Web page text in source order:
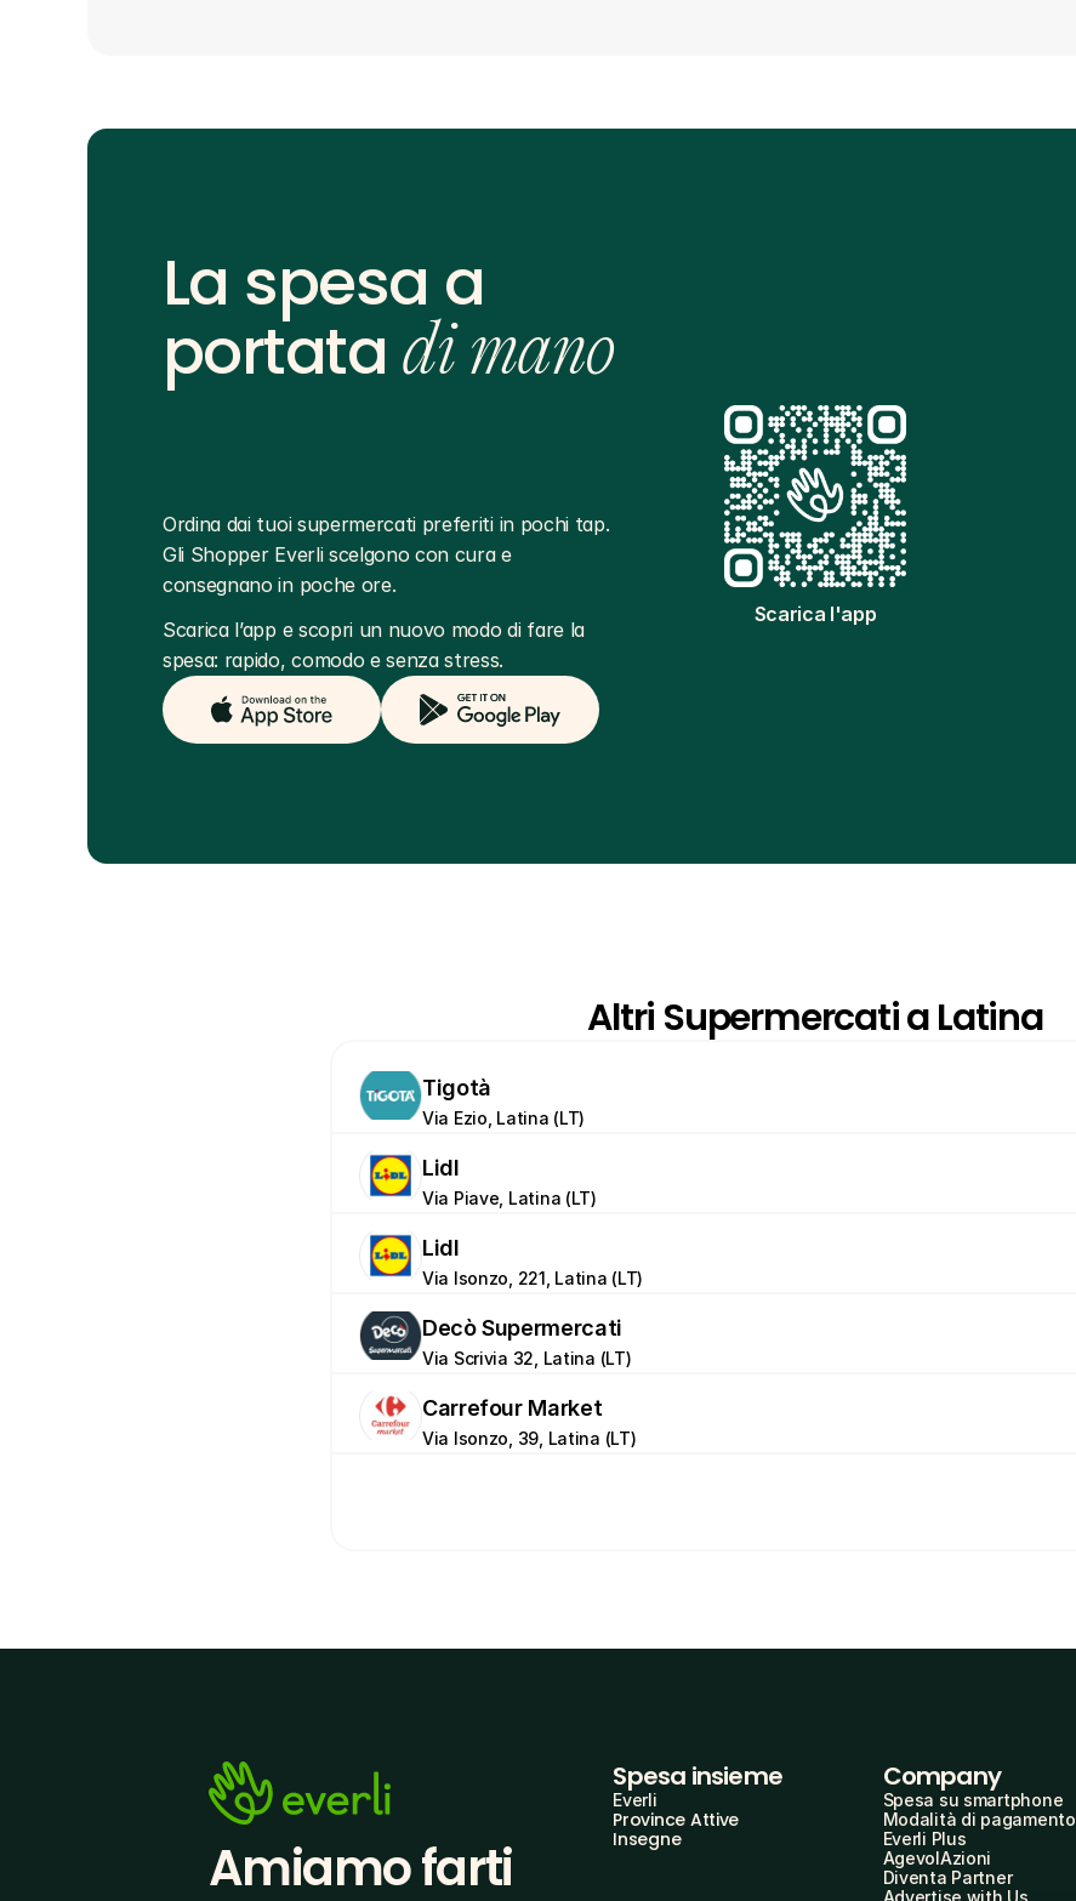
Scarica l'app
La spesa a
portata di mano
Ordina dai tuoi supermercati preferiti in pochi tap.
Gli Shopper Everli scelgono con cura e
consegnano in poche ore.
Scarica l’app e scopri un nuovo modo di fare la
spesa: rapido, comodo e senza stress.
Altri Supermercati a Latina
Tigotà
Via Ezio, Latina (LT)
Lidl
Via Piave, Latina (LT)
Lidl
Via Isonzo, 221, Latina (LT)
Decò Supermercati
Via Scrivia 32, Latina (LT)
Carrefour Market
Via Isonzo, 39, Latina (LT)
Amiamo farti
Spesa insieme
Everli
Province Attive
Insegne
Company
Spesa su smartphone
Modalità di pagamento
Everli Plus
AgevolAzioni
Diventa Partner
Advertise with Us